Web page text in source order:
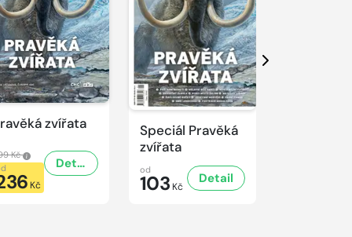
zvířata
Kč
Kč
Detail
Speciál Pravěká
zvířata
od
103 Kč
Detail
Další